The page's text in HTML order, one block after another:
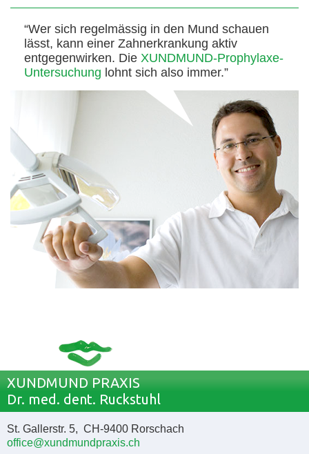
“Wer sich regelmässig in den Mund schauen
lässt, kann einer Zahnerkrankung aktiv
entgegenwirken. Die XUNDMUND-Prophylaxe-
Untersuchung lohnt sich also immer.”
XUNDMUND PRAXIS
Dr. med. dent. Ruckstuhl
St. Gallerstr. 5, CH-9400 Rorschach
office@xundmundpraxis.ch